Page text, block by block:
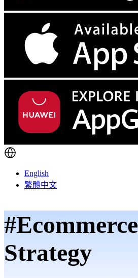
English
繁體中文
#Ecommerce
Strategy